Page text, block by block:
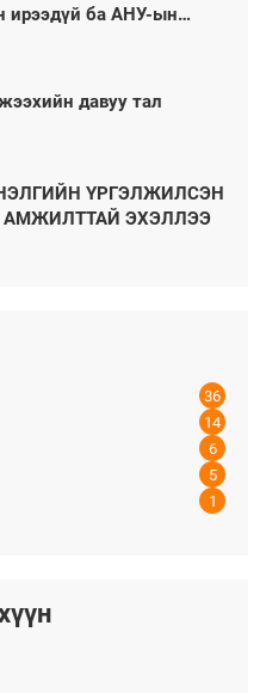
ирээдүй ба АНУ-ын
давуу тал
ҮРГЭЛЖИЛСЭН
АМЖИЛТТАЙ ЭХЭЛЛЭЭ
36
14
6
5
1